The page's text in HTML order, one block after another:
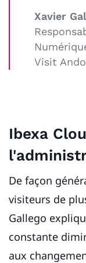
Xavier
Visit
Ibexa
De façon
visiteurs de
Gallego
constante
aux